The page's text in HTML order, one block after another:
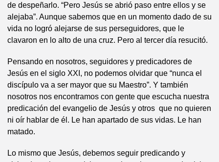
de despeñarlo. “Pero Jesús se abrió paso entre ellos y se
alejaba”. Aunque sabemos que en un momento dado de su
vida no logró alejarse de sus perseguidores, que le
clavaron en lo alto de una cruz. Pero al tercer día resucitó.
Pensando en nosotros, seguidores y predicadores de
Jesús en el siglo XXI, no podemos olvidar que “nunca el
discípulo va a ser mayor que su Maestro”. Y también
nosotros nos encontramos con gente que escucha nuestra
predicación del evangelio de Jesús y otros que no quieren
ni oír hablar de él. Le han apartado de sus vidas. Le han
matado.
Lo mismo que Jesús, debemos seguir predicando y